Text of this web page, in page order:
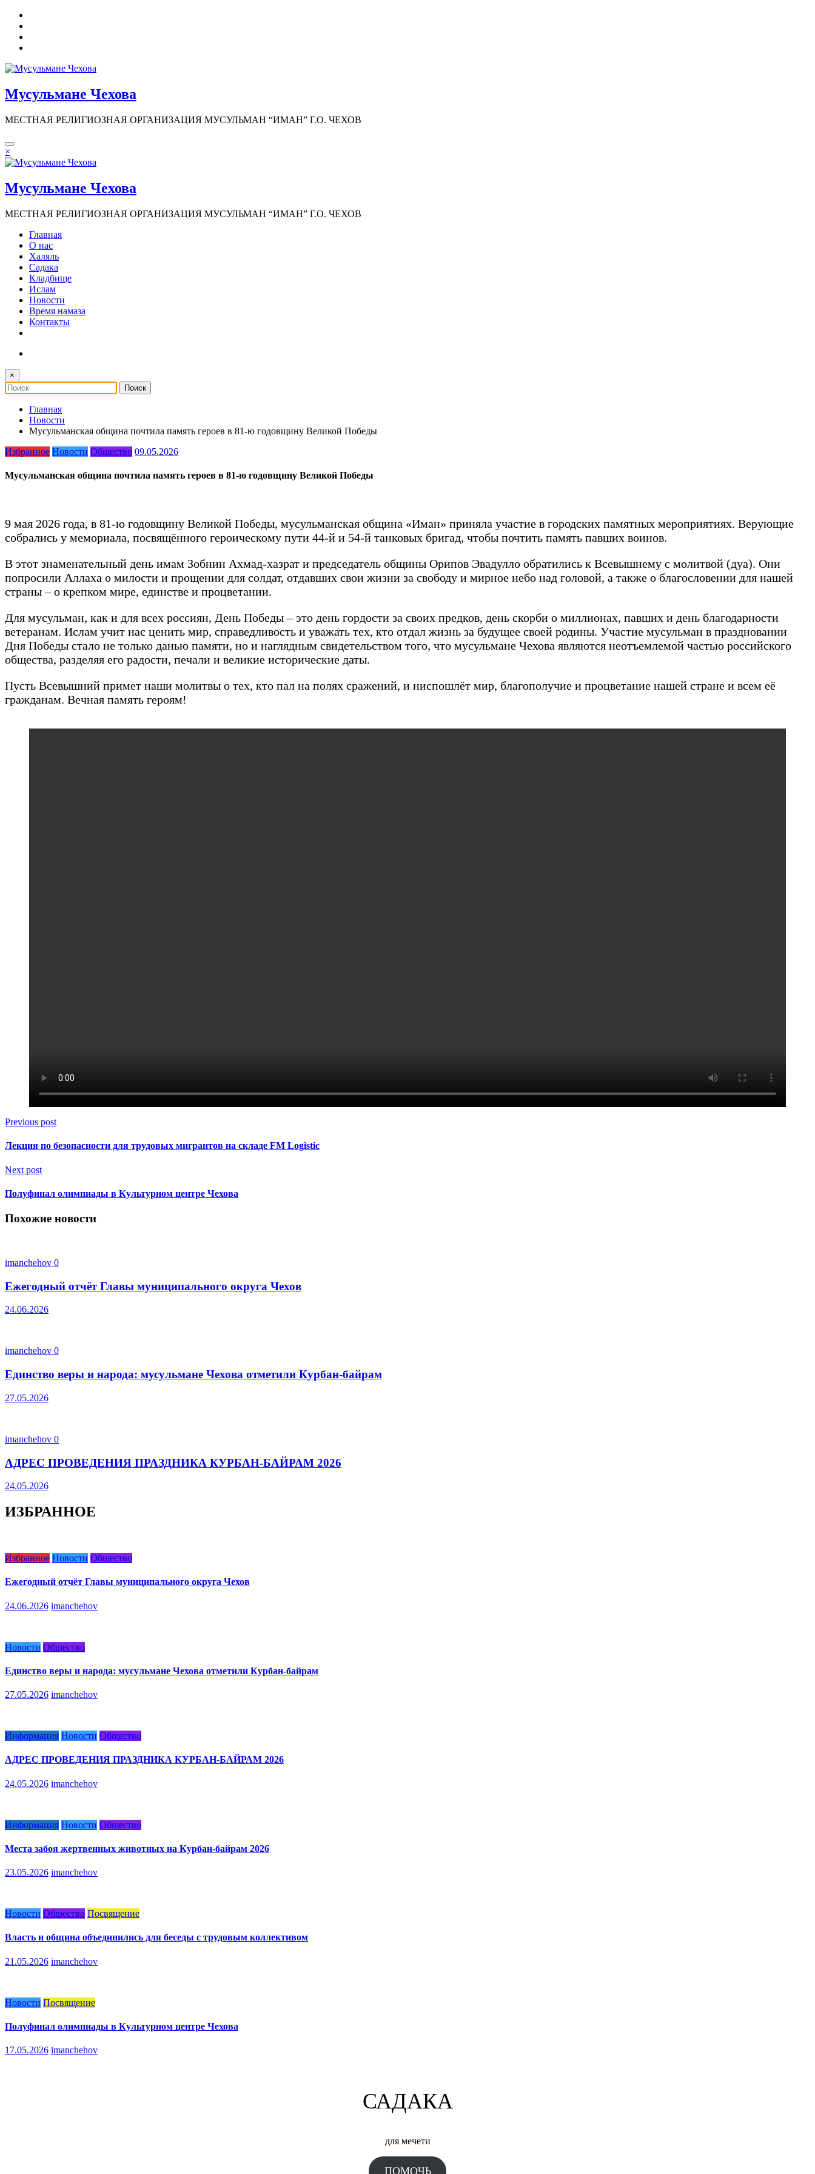
Перейти
содержимому
Мусульмане Чехова
МЕСТНАЯ РЕЛИГИОЗНАЯ ОРГАНИЗАЦИЯ МУСУЛЬМАН “ИМАН” Г.О. ЧЕХОВ
×
Мусульмане Чехова
МЕСТНАЯ РЕЛИГИОЗНАЯ ОРГАНИЗАЦИЯ МУСУЛЬМАН “ИМАН” Г.О. ЧЕХОВ
Главная
О нас
Халяль
Садака
Кладбище
Ислам
Новости
Время намаза
Контакты
×
Главная
Новости
Мусульманская община почтила память героев в 81-ю годовщину Великой Победы
Избранное Новости Общество 09.05.2026
Мусульманская община почтила память героев в 81-ю годовщину Великой Победы
9 мая 2026 года, в 81-ю годовщину Великой Победы, мусульманская община «Иман» приняла участие в городских памятных мероприятиях. Верующие
собрались у мемориала, посвящённого героическому пути 44-й и 54-й танковых бригад, чтобы почтить память павших воинов.
В этот знаменательный день имам Зобнин Ахмад-хазрат и председатель общины Орипов Эвадулло обратились к Всевышнему с молитвой (дуа). Они
попросили Аллаха о милости и прощении для солдат, отдавших свои жизни за свободу и мирное небо над головой, а также о благословении для нашей
страны – о крепком мире, единстве и процветании.
Для мусульман, как и для всех россиян, День Победы – это день гордости за своих предков, день скорби о миллионах, павших и день благодарности
ветеранам. Ислам учит нас ценить мир, справедливость и уважать тех, кто отдал жизнь за будущее своей родины. Участие мусульман в праздновании
Дня Победы стало не только данью памяти, но и наглядным свидетельством того, что мусульмане Чехова являются неотъемлемой частью российского
общества, разделяя его радости, печали и великие исторические даты.
Пусть Всевышний примет наши молитвы о тех, кто пал на полях сражений, и ниспошлёт мир, благополучие и процветание нашей стране и всем её
гражданам. Вечная память героям!
Previous post
Лекция по безопасности для трудовых мигрантов на складе FM Logistic
Next post
Полуфинал олимпиады в Культурном центре Чехова
Похожие новости
imanchehov 0
Ежегодный отчёт Главы муниципального округа Чехов
24.06.2026
imanchehov 0
Единство веры и народа: мусульмане Чехова отметили Курбан-байрам
27.05.2026
imanchehov 0
АДРЕС ПРОВЕДЕНИЯ ПРАЗДНИКА КУРБАН-БАЙРАМ 2026
24.05.2026
ИЗБРАННОЕ
Избранное Новости Общество
Ежегодный отчёт Главы муниципального округа Чехов
24.06.2026 imanchehov
Новости Общество
Единство веры и народа: мусульмане Чехова отметили Курбан-байрам
27.05.2026 imanchehov
Информация Новости Общество
АДРЕС ПРОВЕДЕНИЯ ПРАЗДНИКА КУРБАН-БАЙРАМ 2026
24.05.2026 imanchehov
Информация Новости Общество
Места забоя жертвенных животных на Курбан-байрам 2026
23.05.2026 imanchehov
Новости Общество Посвящение
Власть и община объединились для беседы с трудовым коллективом
21.05.2026 imanchehov
Новости Посвящение
Полуфинал олимпиады в Культурном центре Чехова
17.05.2026 imanchehov
САДАКА
для мечети
ПОМОЧЬ